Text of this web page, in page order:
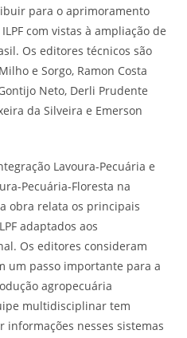
para o aprimoramento
com vistas à ampliação de
Os editores técnicos são
e Sorgo, Ramon Costa
Neto, Derli Prudente
da Silveira e Emerson
Lavoura-Pecuária e
Pecuária-Floresta na
obra relata os principais
adaptados aos
Os editores consideram
um passo importante para a
agropecuária
multidisciplinar tem
informações nesses sistemas